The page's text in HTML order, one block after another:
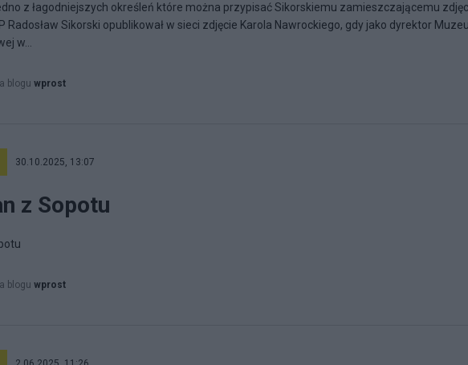
z łagodniejszych określeń które można przypisać Sikorskiemu zamieszczającemu
Radosław Sikorski opublikował w sieci zdjęcie Karola Nawrockiego, gdy jako dyrektor
w...
blogu wprost
30.10.2025, 13:07
z Sopotu
blogu wprost